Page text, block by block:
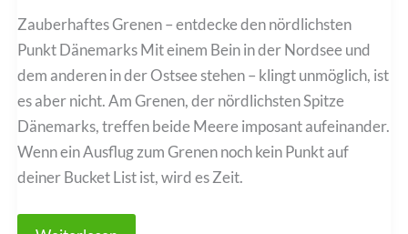
Zauberhaftes Grenen – entdecke den nördlichsten
Punkt Dänemarks Mit einem Bein in der Nordsee und
dem anderen in der Ostsee stehen – klingt unmöglich, ist
es aber nicht. Am Grenen, der nördlichsten Spitze
Dänemarks, treffen beide Meere imposant aufeinander.
Wenn ein Ausflug zum Grenen noch kein Punkt auf
deiner Bucket List ist, wird es Zeit.